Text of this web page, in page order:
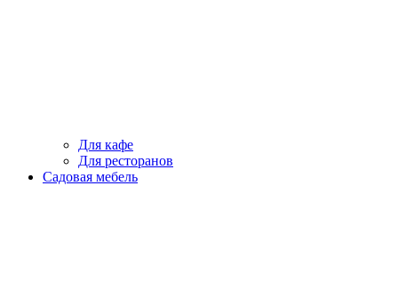
Для кафе
Для ресторанов
Садовая мебель